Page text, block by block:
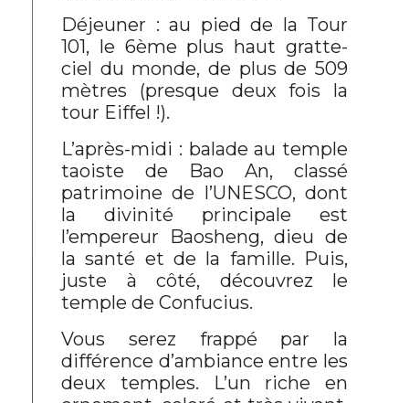
Déjeuner : au pied de la Tour
101, le 6ème plus haut gratte-
ciel du monde, de plus de 509
mètres (presque deux fois la
tour Eiffel !).
L’après-midi : balade au temple
taoiste de Bao An, classé
patrimoine de l’UNESCO, dont
la divinité principale est
l’empereur Baosheng, dieu de
la santé et de la famille. Puis,
juste à côté, découvrez le
temple de Confucius.
Vous serez frappé par la
différence d’ambiance entre les
deux temples. L’un riche en